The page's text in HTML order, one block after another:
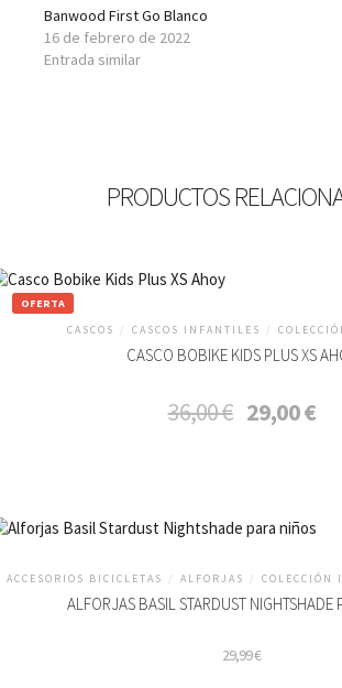
Banwood First Go Blanco
16 de febrero de 2022
Entrada similar
PRODUCTOS
OFERTA
CASCOS
/ CASCOS INFANTILES /
CASCO BOBIKE KIDS PLUS XS
36,00€ precio
29,00€El
precio
ACCESORIOS BICICLETAS / ALFORJAS / COLECCIÓN
ALFORJAS BASIL STARDUST NIGHTSHADE
29,99€